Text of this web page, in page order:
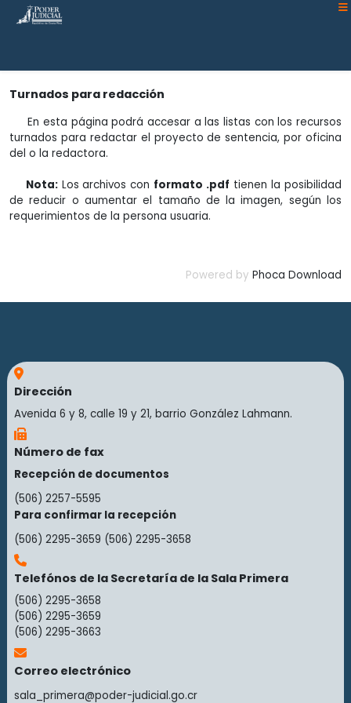
Atención:
Este
un
sistema
de
accesibilidad.
Turnados para redacción
En esta página podrá accesar a las listas con los recursos
turnados para redactar el proyecto de sentencia, por oficina
del o la redactora.
Nota:Los archivos con formato .pdf tienen la posibilidad
de reducir o aumentar el tamaño de la imagen, según los
requerimientos de la persona usuaria.
Powered by Phoca Download
Dirección
Avenida 6 y 8, calle 19 y 21, barrio González Lahmann.
Número de fax
Recepción de documentos
(506) 2257-5595
Para confirmar la recepción
(506) 2295-3659 (506) 2295-3658
Telefónos de la Secretaría de la Sala Primera
(506) 2295-3658
(506) 2295-3659
(506) 2295-3663
Correo electrónico
sala_primera@poder-judicial.go.cr